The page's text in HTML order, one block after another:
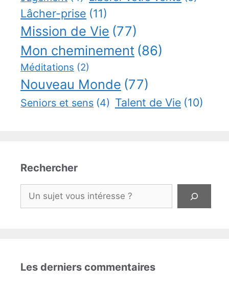
Lâcher-prise (11)
Mission de Vie (77)
Mon cheminement (86)
Méditations (2)
Nouveau Monde (77)
Seniors et sens (4) Talent de Vie (10)
Rechercher
Rechercher
Les derniers commentaires